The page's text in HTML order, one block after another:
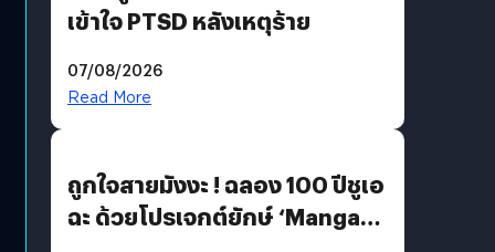
เข้าใจ PTSD หลังเหตุร้าย
07/08/2026
Read More
ถูกใจสายมังงะ ! ฉลอง 100 ปีชูเอ
ฉะ ด้วยโปรเจกต์ยักษ์ ‘Manga